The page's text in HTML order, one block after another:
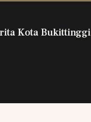
Kota Bukittinggi